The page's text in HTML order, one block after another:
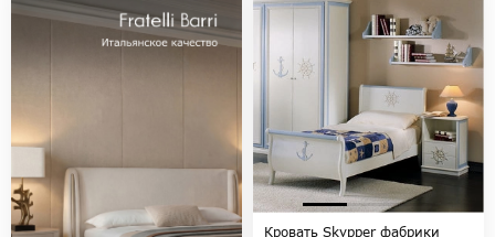
Кровать Skypper фабрики